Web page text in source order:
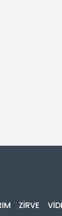
ZİRVE